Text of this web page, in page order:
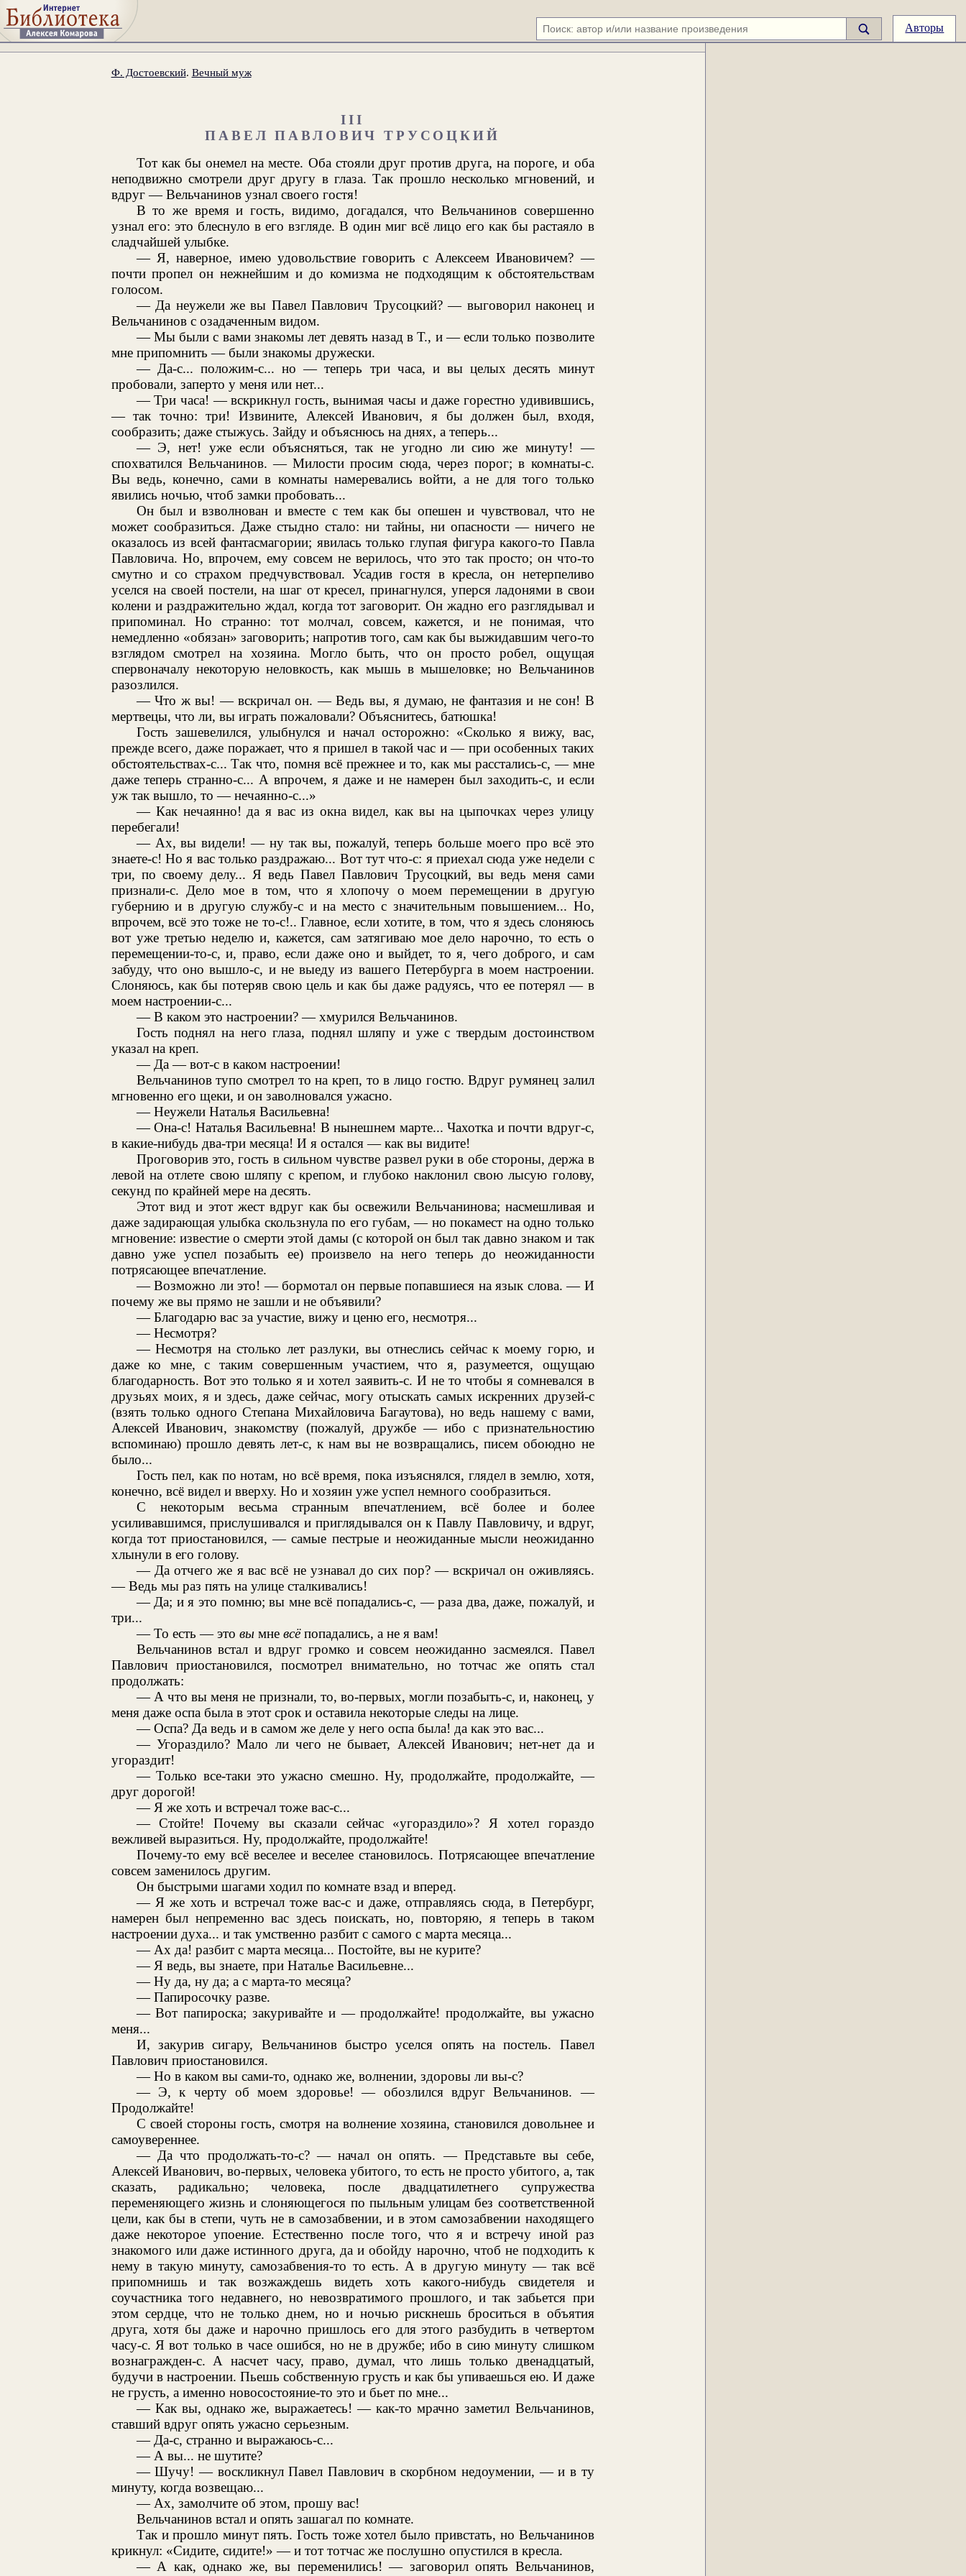
Авторы
Ф. Достоевский. Вечный муж
III
ПАВЕЛ ПАВЛОВИЧ ТРУСОЦКИЙ
Тот как бы онемел на месте. Оба стояли друг против друга, на пороге, и оба
неподвижно смотрели друг другу в глаза. Так прошло несколько мгновений, и
вдруг — Вельчанинов узнал своего гостя!
В то же время и гость, видимо, догадался, что Вельчанинов совершенно
узнал его: это блеснуло в его взгляде. В один миг всё лицо его как бы растаяло в
сладчайшей улыбке.
— Я, наверное, имею удовольствие говорить с Алексеем Ивановичем? —
почти пропел он нежнейшим и до комизма не подходящим к обстоятельствам
голосом.
— Да неужели же вы Павел Павлович Трусоцкий? — выговорил наконец и
Вельчанинов с озадаченным видом.
— Мы были с вами знакомы лет девять назад в Т., и — если только позволите
мне припомнить — были знакомы дружески.
— Да-с... положим-с... но — теперь три часа, и вы целых десять минут
пробовали, заперто у меня или нет...
— Три часа! — вскрикнул гость, вынимая часы и даже горестно удивившись,
— так точно: три! Извините, Алексей Иванович, я бы должен был, входя,
сообразить; даже стыжусь. Зайду и объяснюсь на днях, а теперь...
— Э, нет! уже если объясняться, так не угодно ли сию же минуту! —
спохватился Вельчанинов. — Милости просим сюда, через порог; в комнаты-с.
Вы ведь, конечно, сами в комнаты намеревались войти, а не для того только
явились ночью, чтоб замки пробовать...
Он был и взволнован и вместе с тем как бы опешен и чувствовал, что не
может сообразиться. Даже стыдно стало: ни тайны, ни опасности — ничего не
оказалось из всей фантасмагории; явилась только глупая фигура какого-то Павла
Павловича. Но, впрочем, ему совсем не верилось, что это так просто; он что-то
смутно и со страхом предчувствовал. Усадив гостя в кресла, он нетерпеливо
уселся на своей постели, на шаг от кресел, принагнулся, уперся ладонями в свои
колени и раздражительно ждал, когда тот заговорит. Он жадно его разглядывал и
припоминал. Но странно: тот молчал, совсем, кажется, и не понимая, что
немедленно «обязан» заговорить; напротив того, сам как бы выжидавшим чего-то
взглядом смотрел на хозяина. Могло быть, что он просто робел, ощущая
спервоначалу некоторую неловкость, как мышь в мышеловке; но Вельчанинов
разозлился.
— Что ж вы! — вскричал он. — Ведь вы, я думаю, не фантазия и не сон! В
мертвецы, что ли, вы играть пожаловали? Объяснитесь, батюшка!
Гость зашевелился, улыбнулся и начал осторожно: «Сколько я вижу, вас,
прежде всего, даже поражает, что я пришел в такой час и — при особенных таких
обстоятельствах-с... Так что, помня всё прежнее и то, как мы расстались-с, — мне
даже теперь странно-с... А впрочем, я даже и не намерен был заходить-с, и если
уж так вышло, то — нечаянно-с...»
— Как нечаянно! да я вас из окна видел, как вы на цыпочках через улицу
перебегали!
— Ах, вы видели! — ну так вы, пожалуй, теперь больше моего про всё это
знаете-с! Но я вас только раздражаю... Вот тут что-с: я приехал сюда уже недели с
три, по своему делу... Я ведь Павел Павлович Трусоцкий, вы ведь меня сами
признали-с. Дело мое в том, что я хлопочу о моем перемещении в другую
губернию и в другую службу-с и на место с значительным повышением... Но,
впрочем, всё это тоже не то-с!.. Главное, если хотите, в том, что я здесь слоняюсь
вот уже третью неделю и, кажется, сам затягиваю мое дело нарочно, то есть о
перемещении-то-с, и, право, если даже оно и выйдет, то я, чего доброго, и сам
забуду, что оно вышло-с, и не выеду из вашего Петербурга в моем настроении.
Слоняюсь, как бы потеряв свою цель и как бы даже радуясь, что ее потерял — в
моем настроении-с...
— В каком это настроении? — хмурился Вельчанинов.
Гость поднял на него глаза, поднял шляпу и уже с твердым достоинством
указал на креп.
— Да — вот-с в каком настроении!
Вельчанинов тупо смотрел то на креп, то в лицо гостю. Вдруг румянец залил
мгновенно его щеки, и он заволновался ужасно.
— Неужели Наталья Васильевна!
— Она-с! Наталья Васильевна! В нынешнем марте... Чахотка и почти вдруг-с,
в какие-нибудь два-три месяца! И я остался — как вы видите!
Проговорив это, гость в сильном чувстве развел руки в обе стороны, держа в
левой на отлете свою шляпу с крепом, и глубоко наклонил свою лысую голову,
секунд по крайней мере на десять.
Этот вид и этот жест вдруг как бы освежили Вельчанинова; насмешливая и
даже задирающая улыбка скользнула по его губам, — но покамест на одно только
мгновение: известие о смерти этой дамы (с которой он был так давно знаком и так
давно уже успел позабыть ее) произвело на него теперь до неожиданности
потрясающее впечатление.
— Возможно ли это! — бормотал он первые попавшиеся на язык слова. — И
почему же вы прямо не зашли и не объявили?
— Благодарю вас за участие, вижу и ценю его, несмотря...
— Несмотря?
— Несмотря на столько лет разлуки, вы отнеслись сейчас к моему горю, и
даже ко мне, с таким совершенным участием, что я, разумеется, ощущаю
благодарность. Вот это только я и хотел заявить-с. И не то чтобы я сомневался в
друзьях моих, я и здесь, даже сейчас, могу отыскать самых искренних друзей-с
(взять только одного Степана Михайловича Багаутова), но ведь нашему с вами,
Алексей Иванович, знакомству (пожалуй, дружбе — ибо с признательностию
вспоминаю) прошло девять лет-с, к нам вы не возвращались, писем обоюдно не
было...
Гость пел, как по нотам, но всё время, пока изъяснялся, глядел в землю, хотя,
конечно, всё видел и вверху. Но и хозяин уже успел немного сообразиться.
С некоторым весьма странным впечатлением, всё более и более
усиливавшимся, прислушивался и приглядывался он к Павлу Павловичу, и вдруг,
когда тот приостановился, — самые пестрые и неожиданные мысли неожиданно
хлынули в его голову.
— Да отчего же я вас всё не узнавал до сих пор? — вскричал он оживляясь.
— Ведь мы раз пять на улице сталкивались!
— Да; и я это помню; вы мне всё попадались-с, — раза два, даже, пожалуй, и
три...
— То есть — это вымне всёпопадались, а не я вам!
Вельчанинов встал и вдруг громко и совсем неожиданно засмеялся. Павел
Павлович приостановился, посмотрел внимательно, но тотчас же опять стал
продолжать:
— А что вы меня не признали, то, во-первых, могли позабыть-с, и, наконец, у
меня даже оспа была в этот срок и оставила некоторые следы на лице.
— Оспа? Да ведь и в самом же деле у него оспа была! да как это вас...
— Угораздило? Мало ли чего не бывает, Алексей Иванович; нет-нет да и
угораздит!
— Только все-таки это ужасно смешно. Ну, продолжайте, продолжайте, —
друг дорогой!
— Я же хоть и встречал тоже вас-с...
— Стойте! Почему вы сказали сейчас «угораздило»? Я хотел гораздо
вежливей выразиться. Ну, продолжайте, продолжайте!
Почему-то ему всё веселее и веселее становилось. Потрясающее впечатление
совсем заменилось другим.
Он быстрыми шагами ходил по комнате взад и вперед.
— Я же хоть и встречал тоже вас-с и даже, отправляясь сюда, в Петербург,
намерен был непременно вас здесь поискать, но, повторяю, я теперь в таком
настроении духа... и так умственно разбит с самого с марта месяца...
— Ах да! разбит с марта месяца... Постойте, вы не курите?
— Я ведь, вы знаете, при Наталье Васильевне...
— Ну да, ну да; а с марта-то месяца?
— Папиросочку разве.
— Вот папироска; закуривайте и — продолжайте! продолжайте, вы ужасно
меня...
И, закурив сигару, Вельчанинов быстро уселся опять на постель. Павел
Павлович приостановился.
— Но в каком вы сами-то, однако же, волнении, здоровы ли вы-с?
— Э, к черту об моем здоровье! — обозлился вдруг Вельчанинов. —
Продолжайте!
С своей стороны гость, смотря на волнение хозяина, становился довольнее и
самоувереннее.
— Да что продолжать-то-с? — начал он опять. — Представьте вы себе,
Алексей Иванович, во-первых, человека убитого, то есть не просто убитого, а, так
сказать, радикально; человека, после двадцатилетнего супружества
переменяющего жизнь и слоняющегося по пыльным улицам без соответственной
цели, как бы в степи, чуть не в самозабвении, и в этом самозабвении находящего
даже некоторое упоение. Естественно после того, что я и встречу иной раз
знакомого или даже истинного друга, да и обойду нарочно, чтоб не подходить к
нему в такую минуту, самозабвения-то то есть. А в другую минуту — так всё
припомнишь и так возжаждешь видеть хоть какого-нибудь свидетеля и
соучастника того недавнего, но невозвратимого прошлого, и так забьется при
этом сердце, что не только днем, но и ночью рискнешь броситься в объятия
друга, хотя бы даже и нарочно пришлось его для этого разбудить в четвертом
часу-с. Я вот только в часе ошибся, но не в дружбе; ибо в сию минуту слишком
вознагражден-с. А насчет часу, право, думал, что лишь только двенадцатый,
будучи в настроении. Пьешь собственную грусть и как бы упиваешься ею. И даже
не грусть, а именно новосостояние-то это и бьет по мне...
— Как вы, однако же, выражаетесь! — как-то мрачно заметил Вельчанинов,
ставший вдруг опять ужасно серьезным.
— Да-с, странно и выражаюсь-с...
— А вы... не шутите?
— Шучу! — воскликнул Павел Павлович в скорбном недоумении, — и в ту
минуту, когда возвещаю...
— Ах, замолчите об этом, прошу вас!
Вельчанинов встал и опять зашагал по комнате.
Так и прошло минут пять. Гость тоже хотел было привстать, но Вельчанинов
крикнул: «Сидите, сидите!» — и тот тотчас же послушно опустился в кресла.
— А как, однако же, вы переменились! — заговорил опять Вельчанинов,